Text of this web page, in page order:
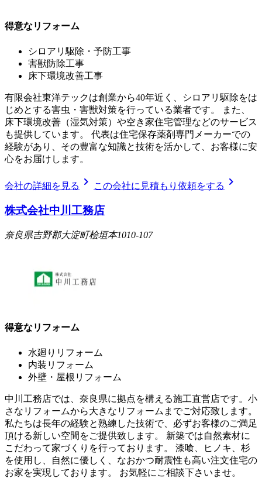
得意なリフォーム
シロアリ駆除・予防工事
害獣防除工事
床下環境改善工事
有限会社東洋テックは創業から40年近く、シロアリ駆除をは
じめとする害虫・害獣対策を行っている業者です。 また、
床下環境改善（湿気対策）や空き家住宅管理などのサービス
も提供しています。 代表は住宅保存薬剤専門メーカーでの
経験があり、その豊富な知識と技術を活かして、お客様に安
心をお届けします。
会社の詳細を見る chevron_right この会社に見積もり依頼をする chevron_right
株式会社中川工務店
奈良県吉野郡大淀町桧垣本1010-107
得意なリフォーム
水廻りリフォーム
内装リフォーム
外壁・屋根リフォーム
中川工務店では、奈良県に拠点を構える施工直営店です。小
さなリフォームから大きなリフォームまでご対応致します。
私たちは長年の経験と熟練した技術で、必ずお客様のご満足
頂ける新しい空間をご提供致します。 新築では自然素材に
こだわって家づくりを行っております。 漆喰、ヒノキ、杉
を使用し、自然に優しく、なおかつ耐震性も高い注文住宅の
お家を実現しております。 お気軽にご相談下さいませ。